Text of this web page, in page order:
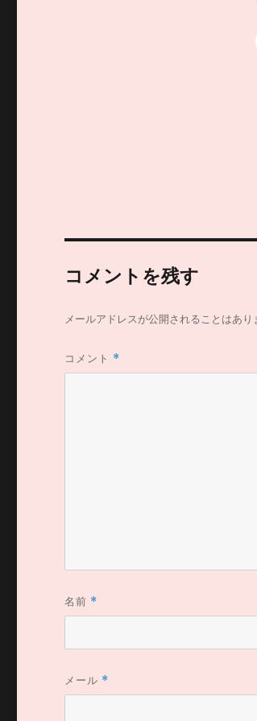
コメントを残す
メールアドレスが公開されることはあり
コメント *
名前 *
メール *